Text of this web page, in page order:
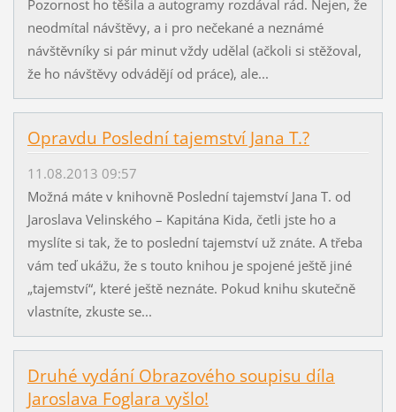
Pozornost ho těšila a autogramy rozdával rád. Nejen, že
neodmítal návštěvy, a i pro nečekané a neznámé
návštěvníky si pár minut vždy udělal (ačkoli si stěžoval,
že ho návštěvy odvádějí od práce), ale...
Opravdu Poslední tajemství Jana T.?
11.08.2013 09:57
Možná máte v knihovně Poslední tajemství Jana T. od
Jaroslava Velinského – Kapitána Kida, četli jste ho a
myslíte si tak, že to poslední tajemství už znáte. A třeba
vám teď ukážu, že s touto knihou je spojené ještě jiné
„tajemství“, které ještě neznáte. Pokud knihu skutečně
vlastníte, zkuste se...
Druhé vydání Obrazového soupisu díla
Jaroslava Foglara vyšlo!